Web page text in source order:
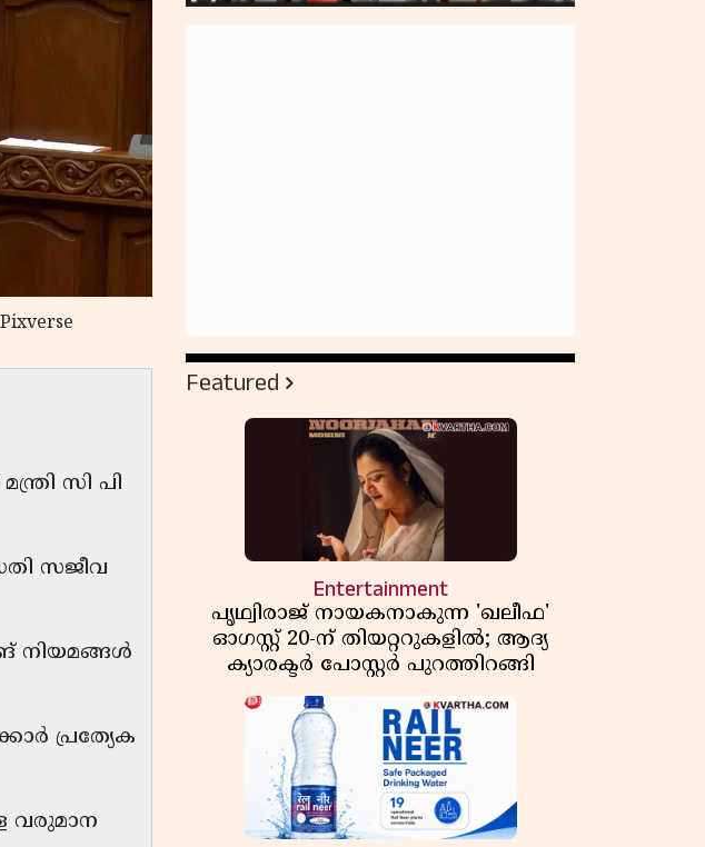
സി പി
സജീവ
നിയമങ്ങൾ
പ്രത്യേക
വരുമാന
Featured
Entertainment
പൃഥ്വിരാജ് നായകനാകുന്ന 'ഖലീഫ'
ഓഗസ്റ്റ് 20-ന് തിയറ്ററുകളിൽ; ആദ്യ
ക്യാരക്ടർ പോസ്റ്റർ പുറത്തിറങ്ങി